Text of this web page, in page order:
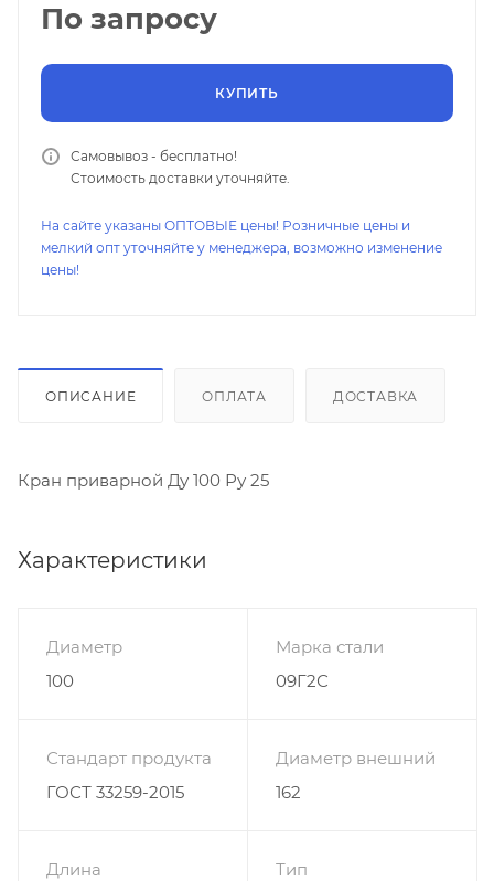
По запросу
КУПИТЬ
Самовывоз - бесплатно!
Стоимость доставки уточняйте.
На сайте указаны ОПТОВЫЕ цены! Розничные цены и
мелкий опт уточняйте у менеджера, возможно изменение
цены!
ОПИСАНИЕ ОПЛАТА ДОСТАВКА
Кран приварной Ду 100 Ру 25
Характеристики
Диаметр
100
Марка стали
09Г2С
Стандарт продукта
ГОСТ 33259-2015
Диаметр внешний
162
Длина
Тип